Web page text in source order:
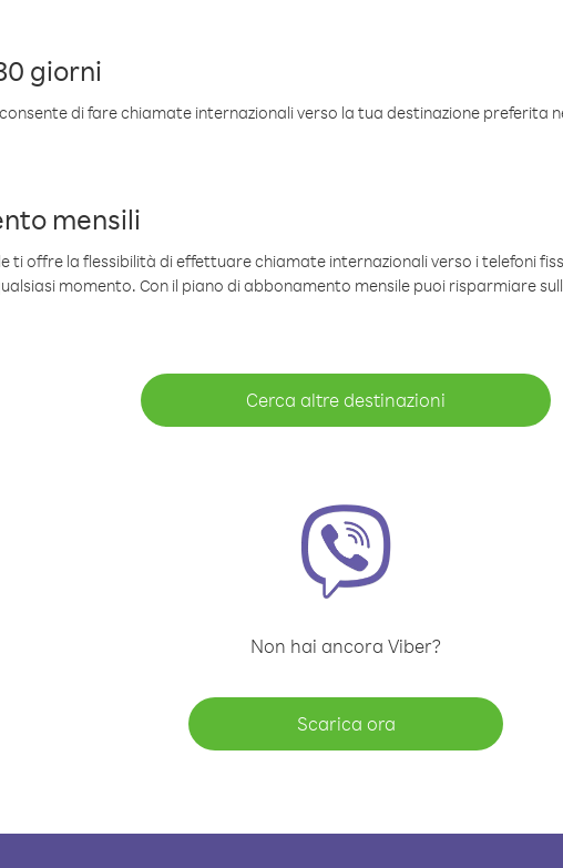
giorni
di fare chiamate internazionali verso la tua destinazione preferita
mensili
ti offre la flessibilità di effettuare chiamate internazionali verso i telefoni
momento. Con il piano di abbonamento mensile puoi risparmiare
Cerca altre destinazioni
Non hai ancora Viber?
Scarica ora